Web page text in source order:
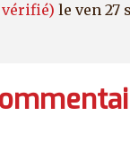
vérifié) le ven 27